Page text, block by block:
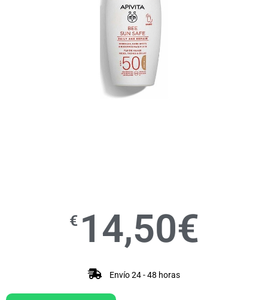
€ 14,50€
Envío 24 - 48 horas